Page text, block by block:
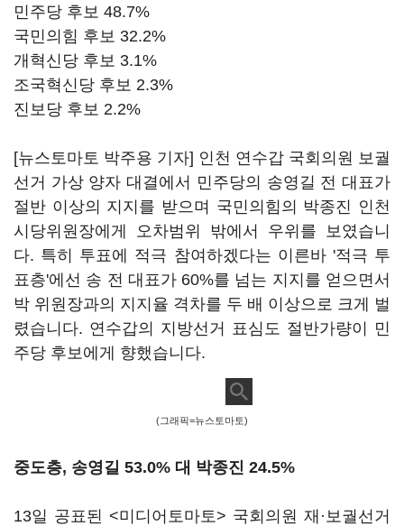
민주당 후보 48.7%
국민의힘 후보 32.2%
개혁신당 후보 3.1%
조국혁신당 후보 2.3%
진보당 후보 2.2%
[뉴스토마토 박주용 기자] 인천 연수갑 국회의원 보궐
선거 가상 양자 대결에서 민주당의 송영길 전 대표가
절반 이상의 지지를 받으며 국민의힘의 박종진 인천
시당위원장에게 오차범위 밖에서 우위를 보였습니
다. 특히 투표에 적극 참여하겠다는 이른바 '적극 투
표층'에선 송 전 대표가 60%를 넘는 지지를 얻으면서
박 위원장과의 지지율 격차를 두 배 이상으로 크게 벌
렸습니다. 연수갑의 지방선거 표심도 절반가량이 민
주당 후보에게 향했습니다.
(그래픽=뉴스토마토)
중도층, 송영길 53.0% 대 박종진 24.5%
13일 공표된 <미디어토마토> 국회의원 재·보궐선거